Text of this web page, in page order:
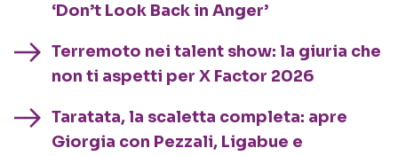
‘Don’t Look Back in Anger’
Terremoto nei talent show: la giuria che
non ti aspetti per X Factor 2026
Taratata, la scaletta completa: apre
Giorgia con Pezzali, Ligabue e